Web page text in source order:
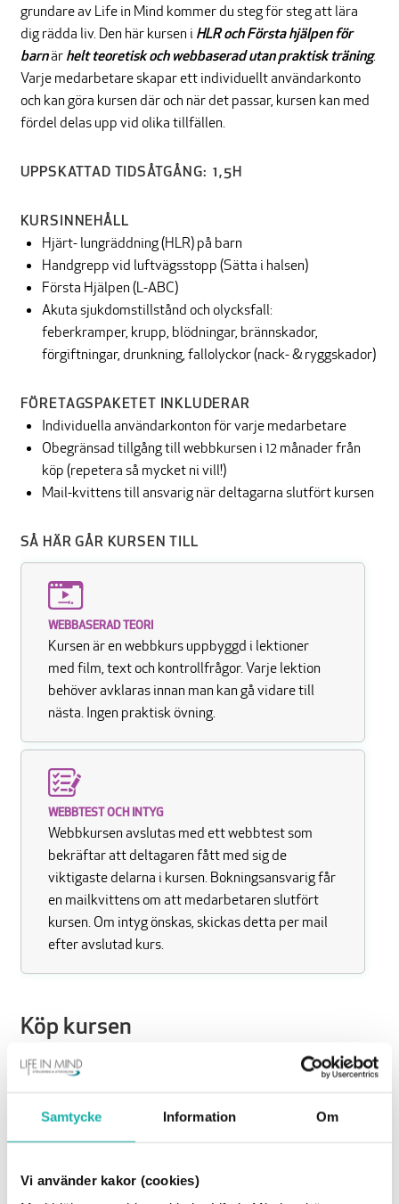
Samtycke Information Om
Vi använder kakor (cookies)
grundare av Life in Mind kommer du steg för steg att lära
dig rädda liv. Den här kursen i HLR och Första hjälpen för
barnärhelt teoretisk och webbaserad utan praktisk träning.
Varje medarbetare skapar ett individuellt användarkonto
och kan göra kursen där och när det passar, kursen kan med
fördel delas upp vid olika tillfällen.
UPPSKATTAD TIDSÅTGÅNG: 1,5H
KURSINNEHÅLL
Hjärt- lungräddning (HLR) på barn
Handgrepp vid luftvägsstopp (Sätta i halsen)
Första Hjälpen (L-ABC)
Akuta sjukdomstillstånd och olycksfall:
feberkramper, krupp, blödningar, brännskador,
förgiftningar, drunkning, fallolyckor (nack- & ryggskador)
FÖRETAGSPAKETET INKLUDERAR
Individuella användarkonton för varje medarbetare
Obegränsad tillgång till webbkursen i 12 månader från
köp (repetera så mycket ni vill!)
Mail-kvittens till ansvarig när deltagarna slutfört kursen
SÅ HÄR GÅR KURSEN TILL
WEBBASERAD TEORI
Kursen är en webbkurs uppbyggd i lektioner
med film, text och kontrollfrågor. Varje lektion
behöver avklaras innan man kan gå vidare till
nästa. Ingen praktisk övning.
WEBBTEST OCH INTYG
Webbkursen avslutas med ett webbtest som
bekräftar att deltagaren fått med sig de
viktigaste delarna i kursen. Bokningsansvarig får
en mailkvittens om att medarbetaren slutfört
kursen. Om intyg önskas, skickas detta per mail
efter avslutad kurs.
Köp kursen
Antal deltagare